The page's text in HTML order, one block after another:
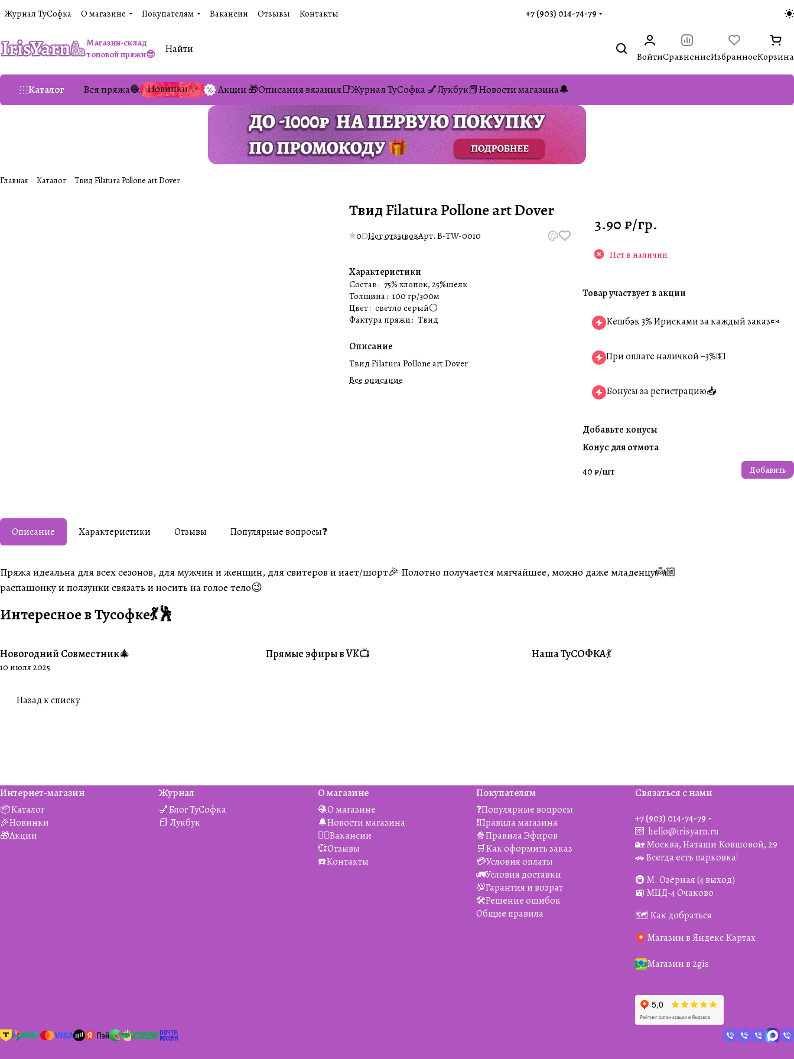
Журнал ТуСофка О магазине Покупателям Вакансии Отзывы Контакты +7 (903) 014-74-79‬
Магазин-склад
топовой пряжи😎
ВойтиСравнениеИзбранноеКорзина
Каталог Вся пряжа🧶 Новинки ✨ Акции 🎁Описания вязания📑Журнал ТуСофка 💅Лукбук📕Новости магазина🔔
Главная Каталог Твид Filatura Pollone art Dover
Твид Filatura Pollone art Dover
0 Нет отзывовАрт.B-TW-0010
Характеристики
Состав: 75% хлопок, 25%шелк
Толщина: 100 гр/300м
Цвет: светло серый⚪️
Фактура пряжи: Твид
Описание
Твид Filatura Pollone art Dover
Все описание
3.90 ₽/гр.
Нет в наличии
Товар участвует в акции
Кешбэк 3% Ирисками за каждый заказ🍬
При оплате наличкой −3%💵
Бонусы за регистрацию📥
Добавьте конусы
Конус для отмота
40 ₽/шт Добавить
Описание Характеристики Отзывы Популярные вопросы❓
Пряжа идеальна для всех сезонов, для мужчин и женщин, для свитеров и иает/шорт🎉 Полотно получается мягчайшее, можно даже младенцу👼🏼
распашонку и ползунки связать и носить на голое тело😉
Интересное в Тусофке💃🕺
#Совместники
Новогодний Совместник🎄
10 июля 2025
#Житуха
Прямые эфиры в VK📺 #Совместники
Наша ТуСОФКА💃
Назад к списку
Интернет-магазин
📦Каталог
🎉Новинки
🎁Акции
Журнал
💅Блог ТуСофка
📕 Лукбук
О магазине
🧶О магазине
🔔Новости магазина
👯‍♀️Вакансии
💞Отзывы
☎️Контакты
Покупателям
❓Популярные вопросы
❗️Правила магазина
🍿Правила Эфиров
🛒Как оформить заказ
💳Условия оплаты
🚛Условия доставки
💯Гарантия и возрат
🛠️Решение ошибок
Общие правила
Связаться с нами
+7 (903) 014-74-79‬
💌 hello@irisyarn.ru
🏡 Москва, Наташи Ковшовой, 29
🚗 Всегда есть парковка!
🚇 М. Озёрная (4 выход)
🚉 МЦД-4 Очаково
🗺️ Как добраться
Магазин в Яндекс Картах
Магазин в 2gis